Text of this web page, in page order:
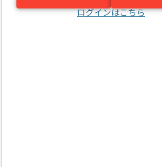
ログインはこちら